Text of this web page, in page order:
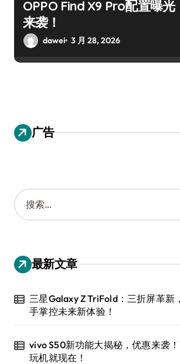
OPPO Find X9 Pro配置曝
来袭！
dawei 3 月 28, 2026
广告
搜
索
：
最新文章
三星Galaxy Z TriFold：三折屏革新
手掌控未来新体验！
vivo S50新功能大揭秘，优惠来袭
玩机就现在！